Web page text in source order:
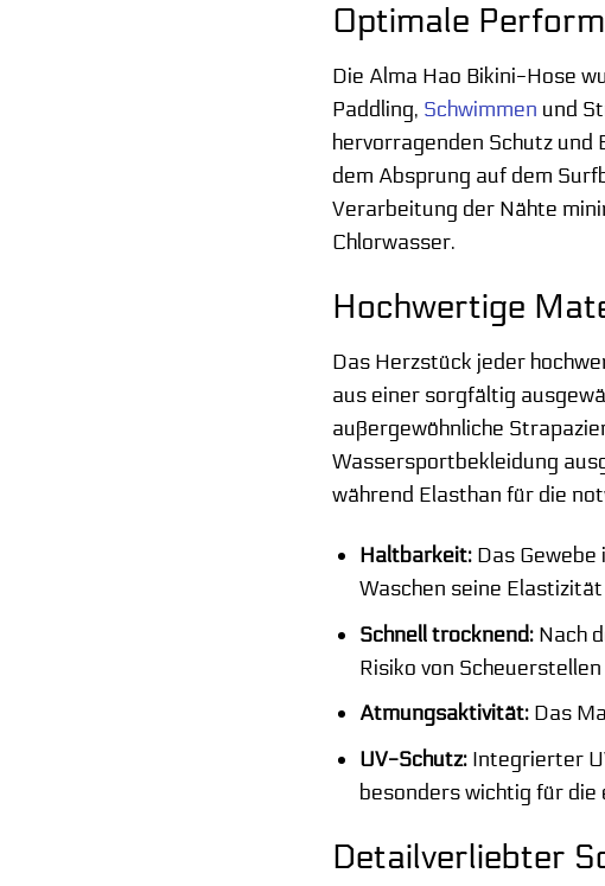
Optimale
Die Alma Hao Bikini-Hose
Paddling, Schwimmen und
hervorragenden Schutz
dem Absprung auf dem
Verarbeitung der Nähte
Chlorwasser.
Hochwertige
Das Herzstück jeder
aus einer sorgfältig
außergewöhnliche
Wassersportbekleidung
während Elasthan für die
Haltbarkeit: Das
Waschen seine
Schnell trocknend: Nach
Risiko von
Atmungsaktivität: Das
UV-Schutz: Integrierter
besonders wichtig für
Detailverliebter